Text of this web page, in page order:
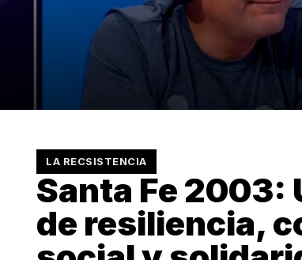
LA RECSISTENCIA
Santa Fe 2003:
de resiliencia,